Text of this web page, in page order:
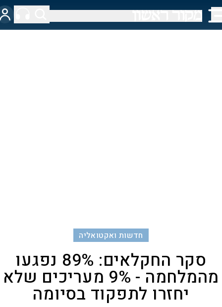
חדשות ואקטואליה
סקר החקלאים: 89% נפגעו
מהמלחמה - 9% מעריכים שלא
יחזרו לתפקוד בסיומה